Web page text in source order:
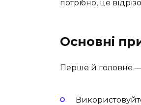
потрібно, це
Основні
Перше й головне —